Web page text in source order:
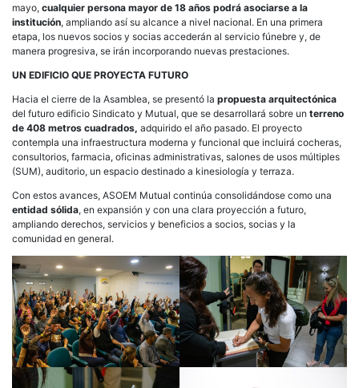
mayo, cualquier persona mayor de 18 años podrá asociarse a la
institución, ampliando así su alcance a nivel nacional. En una primera
etapa, los nuevos socios y socias accederán al servicio fúnebre y, de
manera progresiva, se irán incorporando nuevas prestaciones.
UN EDIFICIO QUE PROYECTA FUTURO
Hacia el cierre de la Asamblea, se presentó la propuesta arquitectónica
del futuro edificio Sindicato y Mutual, que se desarrollará sobre un terreno
de 408 metros cuadrados, adquirido el año pasado. El proyecto
contempla una infraestructura moderna y funcional que incluirá cocheras,
consultorios, farmacia, oficinas administrativas, salones de usos múltiples
(SUM), auditorio, un espacio destinado a kinesiología y terraza.
Con estos avances, ASOEM Mutual continúa consolidándose como una
entidad sólida, en expansión y con una clara proyección a futuro,
ampliando derechos, servicios y beneficios a socios, socias y la
comunidad en general.